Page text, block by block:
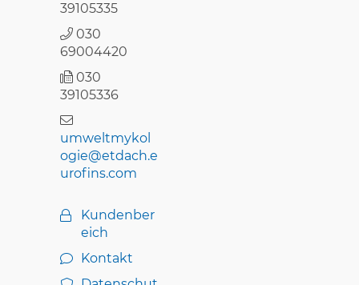
39105335
030
69004420
030
39105336
umweltmykol
ogie@etdach.e
urofins.com
Kundenber
eich
Kontakt